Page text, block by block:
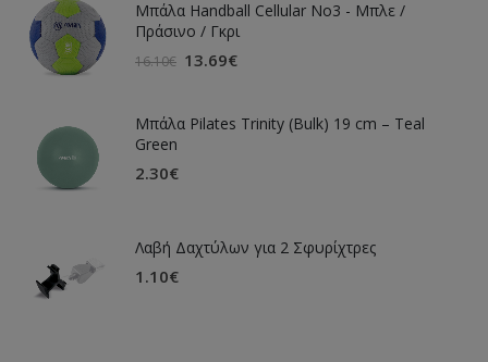
Μπάλα Handball Cellular Νο3 - Μπλε /
Πράσινο / Γκρι
16.10€ 13.69€
Μπάλα Pilates Trinity (Bulk) 19 cm – Teal
Green
2.30€
Λαβή Δαχτύλων για 2 Σφυρίχτρες
1.10€